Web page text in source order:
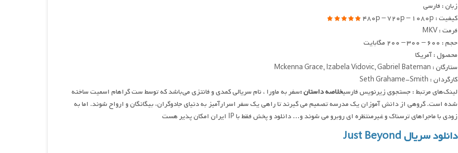
زبان : فارسی
کیفیت : ۴۸۰p – ۷۲۰p – ۱۰۸۰p
فرمت : MKV
حجم : ۶۰۰ – ۳۰۰ – ۲۰۰ مگابایت
محصول : آمریکا
ستارگان : Mckenna Grace, Izabela Vidovic, Gabriel Bateman
کارگردان : Seth Grahame-Smith
لینک‌های مرتبط : جستجوی زیرنویس فارسیخلاصه داستان :سفر به ماورا ، نام سریالی کمدی و فانتزی می‌باشد که توسط ست گراهام اسمیت ساخته
شده است. گروهی از دانش آموزان یک مدرسه تصمیم می گیرند تا راهی یک سفر اسرارآمیز به دنیای جادوگران، بیگانگان و ارواح شوند. اما به
زودی با ماجراهای ترسناک و غیرمنتظره ای روبرو می شوند و… دانلود و پخش فقط با IP ایران امکان پذیر هست
دانلود سریال Just Beyond